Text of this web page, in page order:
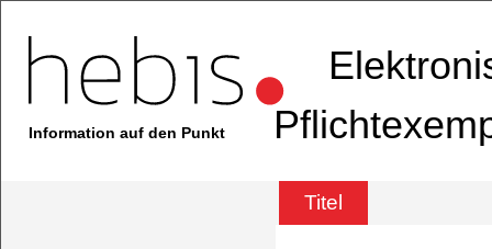
Information auf den Punkt
Titel